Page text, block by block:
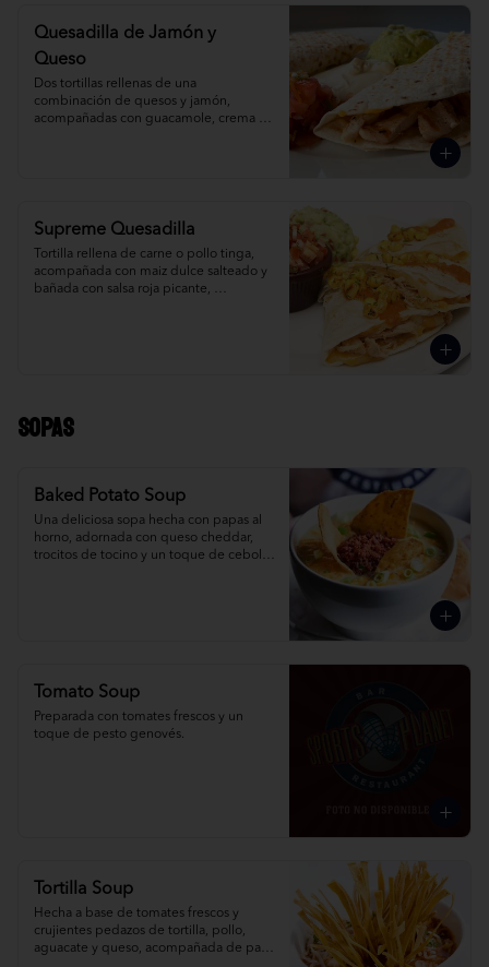
Quesadilla de Jamón y
Queso
Dos tortillas rellenas de una
combinación de quesos y jamón,
acompañadas con guacamole, crema
Supreme Quesadilla
Tortilla rellena de carne o pollo tinga,
acompañada con maiz dulce salteado y
bañada con salsa roja picante,
Sopas
Baked Potato Soup
Una deliciosa sopa hecha con papas al
horno, adornada con queso cheddar,
trocitos de tocino y un toque de cebolla
Tomato Soup
Preparada con tomates frescos y un
toque de pesto genovés.
Tortilla Soup
Hecha a base de tomates frescos y
crujientes pedazos de tortilla, pollo,
aguacate y queso, acompañada de pan